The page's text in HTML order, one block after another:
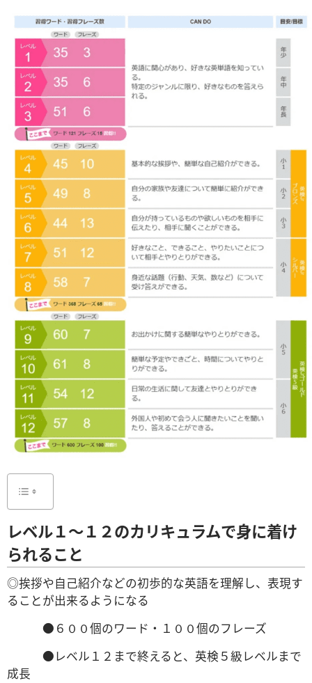
レベル１～１２のカリキュラムで身に着け
られること
◎挨拶や自己紹介などの初歩的な英語を理解し、表現す
ることが出来るようになる
●６００個のワード・１００個のフレーズ
●レベル１２まで終えると、英検５級レベルまで
成長